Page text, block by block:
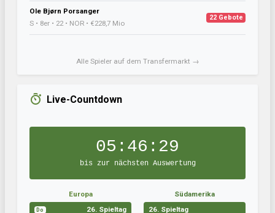
Ole Bjørn Porsanger
S • 8er • 22 • NOR • €228,7 Mio
22 Gebote
Alle Spieler auf dem Transfermarkt →
Live-Countdown
05:46:29
bis zur nächsten Auswertung
Europa
Do 26. Spieltag
Südamerika
26. Spieltag